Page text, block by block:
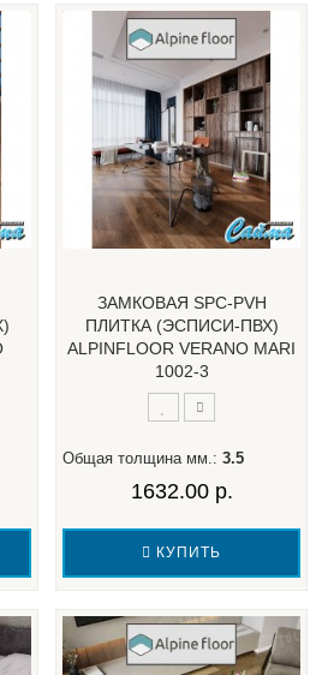
ЗАМКОВАЯ SPC-PVH
ПЛИТКА (ЭСПИСИ-ПВХ)
ALPINFLOOR VERANO MARI
1002-3
Общая толщина мм.: 3.5
1632.00 р.
КУПИТЬ